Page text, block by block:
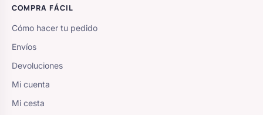
COMPRA FÁCIL
Cómo hacer tu pedido
Envíos
Devoluciones
Mi cuenta
Mi cesta